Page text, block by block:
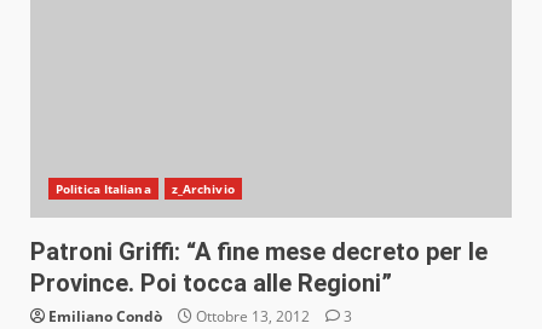
Politica Italiana z_Archivio
Patroni Griffi: “A fine mese decreto per le
Province. Poi tocca alle Regioni”
Emiliano Condò Ottobre 13, 2012 3